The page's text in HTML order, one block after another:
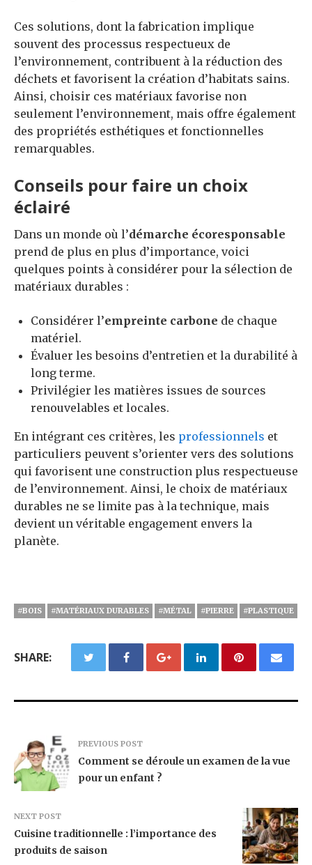
Ces solutions, dont la fabrication implique
souvent des processus respectueux de
l’environnement, contribuent à la réduction des
déchets et favorisent la création d’habitats sains.
Ainsi, choisir ces matériaux favorise non
seulement l’environnement, mais offre également
des propriétés esthétiques et fonctionnelles
remarquables.
Conseils pour faire un choix
éclairé
Dans un monde où l’démarche écoresponsable
prend de plus en plus d’importance, voici
quelques points à considérer pour la sélection de
matériaux durables :
Considérer l’empreinte carbone de chaque
matériel.
Évaluer les besoins d’entretien et la durabilité à
long terme.
Privilégier les matières issues de sources
renouvelables et locales.
En intégrant ces critères, les professionnels et
particuliers peuvent s’orienter vers des solutions
qui favorisent une construction plus respectueuse
de l’environnement. Ainsi, le choix de matériaux
durables ne se limite pas à la technique, mais
devient un véritable engagement envers la
planète.
#BOIS #MATÉRIAUX DURABLES #MÉTAL #PIERRE #PLASTIQUE
SHARE:
PREVIOUS POST
Comment se déroule un examen de la vue
pour un enfant ?
NEXT POST
Cuisine traditionnelle : l’importance des
produits de saison